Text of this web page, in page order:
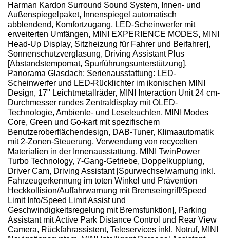
Harman Kardon Surround Sound System, Innen- und
Außenspiegelpaket, Innenspiegel automatisch
abblendend, Komfortzugang, LED-Scheinwerfer mit
erweiterten Umfängen, MINI EXPERIENCE MODES, MINI
Head-Up Display, Sitzheizung für Fahrer und Beifahrer],
Sonnenschutzverglasung, Driving Assistant Plus
[Abstandstempomat, Spurführungsunterstützung],
Panorama Glasdach; Serienausstattung: LED-
Scheinwerfer und LED-Rücklichter im ikonischen MINI
Design, 17" Leichtmetallräder, MINI Interaction Unit 24 cm-
Durchmesser rundes Zentraldisplay mit OLED-
Technologie, Ambiente- und Leseleuchten, MINI Modes
Core, Green und Go-kart mit spezifischem
Benutzeroberflächendesign, DAB-Tuner, Klimaautomatik
mit 2-Zonen-Steuerung, Verwendung von recycelten
Materialien in der Innenausstattung, MINI TwinPower
Turbo Technology, 7-Gang-Getriebe, Doppelkupplung,
Driver Cam, Driving Assistant [Spurwechselwarnung inkl.
Fahrzeugerkennung im toten Winkel und Prävention
Heckkollision/Auffahrwarnung mit Bremseingriff/Speed
Limit Info/Speed Limit Assist und
Geschwindigkeitsregelung mit Bremsfunktion], Parking
Assistant mit Active Park Distance Control und Rear View
Camera, Rückfahrassistent, Teleservices inkl. Notruf, MINI